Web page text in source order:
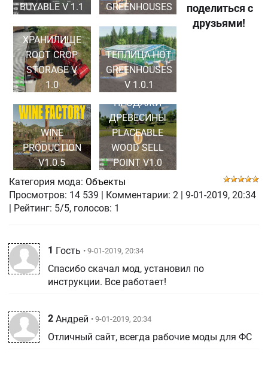
BUYABLE V 1.1
GREENHOUSES
ХРАНИЛИЩЕ
ROOT CROP
STORAGE V
1.0
ТЕПЛИЦА HOT
GREENHOUSES
V 1.0.1
WINE
PRODUCTION
V1.0.5
ТОЧКА
ПРОДАЖИ
ДРЕВЕСИНЫ
PLACEABLE
WOOD SELL
POINT V1.0
поделиться с
друзьями!
Категория мода: Объекты
Просмотров: 14 539 Комментарии: 2
9-01-2019, 20:34
| Рейтинг: 5/5, голосов: 1
1 Гость • 9-01-2019, 20:34
Спасибо скачал мод, установил по
инструкции. Все работает!
2 Андрей • 9-01-2019, 20:34
Отличный сайт, всегда рабочие моды для ФС